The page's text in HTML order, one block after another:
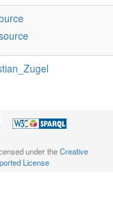
under theCreative
License